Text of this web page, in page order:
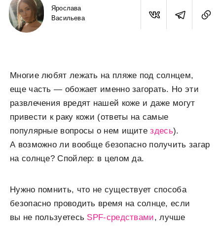
Ярослава
Васильева
Многие любят лежать на пляже под солнцем,
еще часть — обожает именно загорать. Но эти
развлечения вредят нашей коже и даже могут
привести к раку кожи (ответы на самые
популярные вопросы о нем ищитездесь).
А возможно ли вообще безопасно получить загар
на солнце? Спойлер: в целом да.
Нужно помнить, что не существует способа
безопасно проводить время на солнце, если
вы не пользуетесь SPF-средствами, лучше